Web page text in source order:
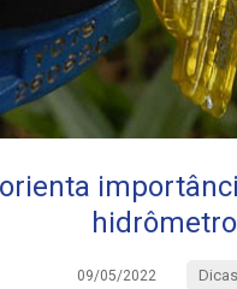
hidrômetro
09/05/2022 Dicas